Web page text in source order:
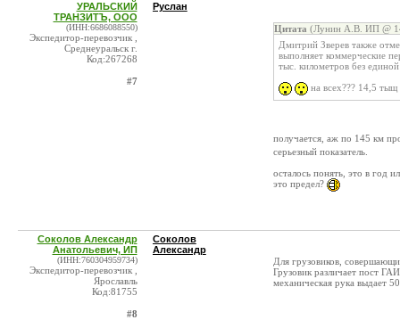
УРАЛЬСКИЙ
ТРАНЗИТЪ, ООО
(ИНН:6686088550)
Экспедитор-перевозчик ,
Среднеуральск г.
Код:267268
#7
Руслан
Цитата (Лунин А.В. ИП @
Дмитрий Зверев также
выполняет коммерческие
тыс. километров без
на всех??? 14,5
получается, аж по 145 км
серьезный показатель.
осталось понять, это в год
это предел?
Соколов Александр
Анатольевич, ИП
(ИНН:760304959734)
Экспедитор-перевозчик ,
Ярославль
Код:81755
#8
Соколов
Александр
Для грузовиков,
Грузовик различает пост
механическая рука выдает